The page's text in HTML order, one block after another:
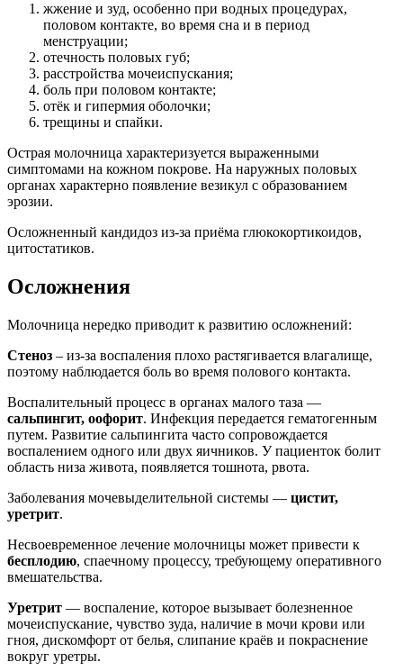
жжение и зуд, особенно при водных процедурах,
половом контакте, во время сна и в период
менструации;
отечность половых губ;
расстройства мочеиспускания;
боль при половом контакте;
отёк и гипермия оболочки;
трещины и спайки.
Острая молочница характеризуется выраженными
симптомами на кожном покрове. На наружных половых
органах характерно появление везикул с образованием
эрозии.
Осложненный кандидоз из-за приёма глюкокортикоидов,
цитостатиков.
Осложнения
Молочница нередко приводит к развитию осложнений:
Стеноз – из-за воспаления плохо растягивается влагалище,
поэтому наблюдается боль во время полового контакта.
Воспалительный процесс в органах малого таза —
сальпингит, оофорит. Инфекция передается гематогенным
путем. Развитие сальпингита часто сопровождается
воспалением одного или двух яичников. У пациенток болит
область низа живота, появляется тошнота, рвота.
Заболевания мочевыделительной системы — цистит,
уретрит.
Несвоевременное лечение молочницы может привести к
бесплодию, спаечному процессу, требующему оперативного
вмешательства.
Уретрит — воспаление, которое вызывает болезненное
мочеиспускание, чувство зуда, наличие в мочи крови или
гноя, дискомфорт от белья, слипание краёв и покраснение
вокруг уретры.